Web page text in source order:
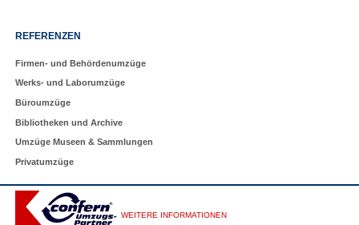
Navigation
REFERENZEN
Firmen- und Behördenumzüge
Werks- und Laborumzüge
Büroumzüge
Bibliotheken und Archive
Umzüge Museen & Sammlungen
Privatumzüge
WEITERE INFORMATIONEN